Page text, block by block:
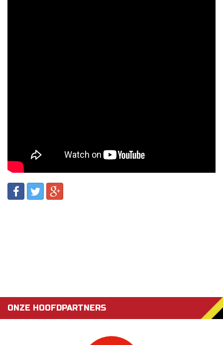
ONZE HOOFDPARTNERS